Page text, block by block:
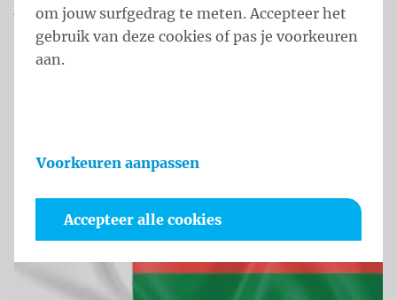
Vlag Madagascar 100x150
cm
om jouw surfgedrag te meten. Accepteer het
gebruik van deze cookies of pas je voorkeuren
aan.
Voorkeuren aanpassen
Accepteer alle cookies